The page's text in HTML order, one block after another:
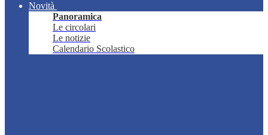
Novità
Panoramica
Le circolari
Le notizie
Calendario Scolastico